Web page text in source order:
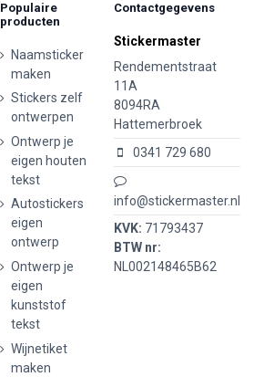
Populaire
producten
Naamsticker
maken
Stickers zelf
ontwerpen
Ontwerp je
eigen houten
tekst
Autostickers
eigen
ontwerp
Ontwerp je
eigen
kunststof
tekst
Wijnetiket
maken
Contactgegevens
Stickermaster
Rendementstraat
11A
8094RA
Hattemerbroek
0341 729 680
info@stickermaster.nl
KVK: 71793437
BTW nr:
NL002148465B62